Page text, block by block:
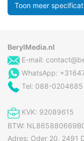
Toon meer
BerylMedia.nl
E-mail:
WhatsApp:
Tel: 088-0204685
KVK: 92089615
BTW:
Adres: Oder 20, 2491